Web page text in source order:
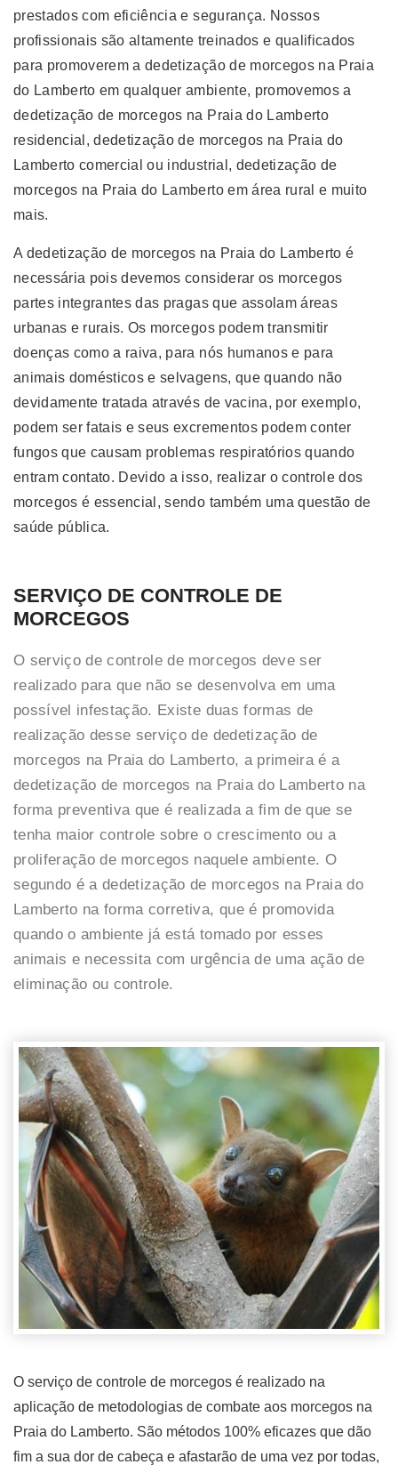
prestados com eficiência e segurança. Nossos
profissionais são altamente treinados e qualificados
para promoverem a dedetização de morcegos na Praia
do Lamberto em qualquer ambiente, promovemos a
dedetização de morcegos na Praia do Lamberto
residencial, dedetização de morcegos na Praia do
Lamberto comercial ou industrial, dedetização de
morcegos na Praia do Lamberto em área rural e muito
mais.
A dedetização de morcegos na Praia do Lamberto é
necessária pois devemos considerar os morcegos
partes integrantes das pragas que assolam áreas
urbanas e rurais. Os morcegos podem transmitir
doenças como a raiva, para nós humanos e para
animais domésticos e selvagens, que quando não
devidamente tratada através de vacina, por exemplo,
podem ser fatais e seus excrementos podem conter
fungos que causam problemas respiratórios quando
entram contato. Devido a isso, realizar o controle dos
morcegos é essencial, sendo também uma questão de
saúde pública.
SERVIÇO DE CONTROLE DE
MORCEGOS
O serviço de controle de morcegos deve ser
realizado para que não se desenvolva em uma
possível infestação. Existe duas formas de
realização desse serviço de dedetização de
morcegos na Praia do Lamberto, a primeira é a
dedetização de morcegos na Praia do Lamberto na
forma preventiva que é realizada a fim de que se
tenha maior controle sobre o crescimento ou a
proliferação de morcegos naquele ambiente. O
segundo é a dedetização de morcegos na Praia do
Lamberto na forma corretiva, que é promovida
quando o ambiente já está tomado por esses
animais e necessita com urgência de uma ação de
eliminação ou controle.
O serviço de controle de morcegos é realizado na
aplicação de metodologias de combate aos morcegos na
Praia do Lamberto. São métodos 100% eficazes que dão
fim a sua dor de cabeça e afastarão de uma vez por todas,